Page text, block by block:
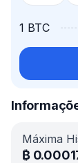
1 BTC
Máxima
₿